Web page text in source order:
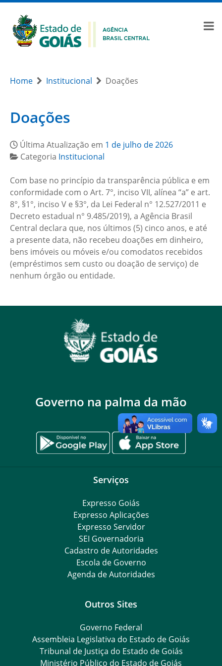
Home Institucional Doações
Doações
Última Atualização em 1 de julho de 2026
Categoria Institucional
Com base no princípio da transparência pública e em
conformidade com o Art. 7°, inciso VII, alínea “a” e art.
8°, §1°, inciso V e §3°, da Lei Federal n° 12.527/2011 e
Decreto estadual n° 9.485/2019), a Agência Brasil
Central declara que, nos últimos (5) cinco anos, e até
a presente data, não recebeu doações em dinheiro,
bens imóveis ou móveis e/ou comodatos recebidos
(empréstimos sem custo ou doação de serviço) de
nenhum órgão ou entidade.
Governo na palma da mão
Serviços
Expresso Goiás
Expresso Aplicações
Expresso Servidor
SEI Governadoria
Cadastro de Autoridades
Escola de Governo
Agenda de Autoridades
Outros Sites
Governo Federal
Assembleia Legislativa do Estado de Goiás
Tribunal de Justiça do Estado de Goiás
Ministério Público do Estado de Goiás